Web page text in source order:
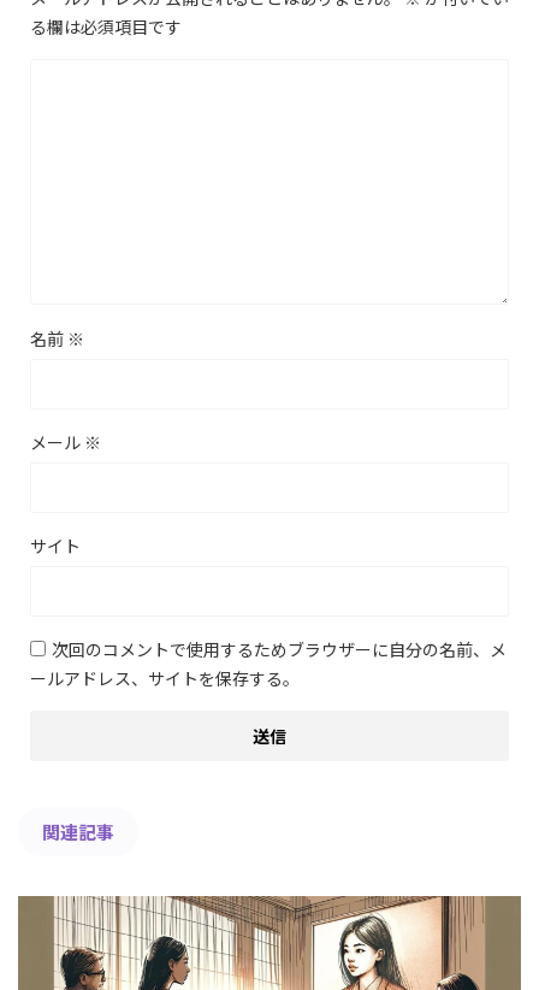
る欄は必須項目です
名前 ※
メール ※
サイト
次回のコメントで使用するためブラウザーに自分の名前、メ
ールアドレス、サイトを保存する。
関連記事